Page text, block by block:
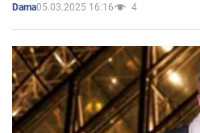
Dama05.03.2025 16:16 4